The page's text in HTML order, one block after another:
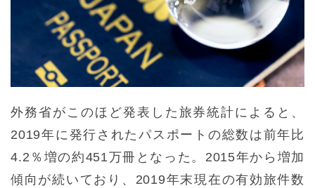
外務省がこのほど発表した旅券統計によると、
2019年に発行されたパスポートの総数は前年比
4.2％増の約451万冊となった。2015年から増加
傾向が続いており、2019年末現在の有効旅件数